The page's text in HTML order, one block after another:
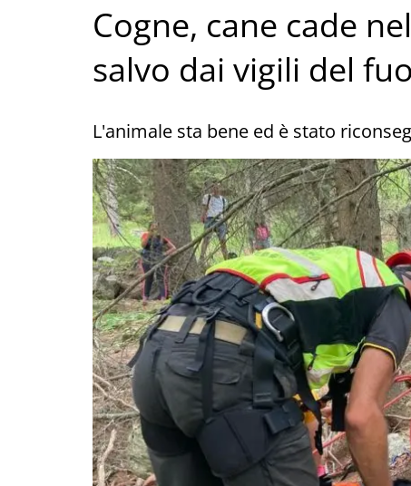
Cogne, cane cade
salvo dai vigili del
L'animale sta bene ed è stato